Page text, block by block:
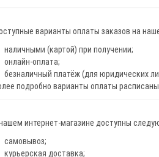
варианты оплаты заказов на
наличными (картой) при получении;
онлайн-оплата;
безналичный платёж (для юридических
подробно варианты оплаты
интернет-магазине доступны
самовывоз;
курьерская доставка;